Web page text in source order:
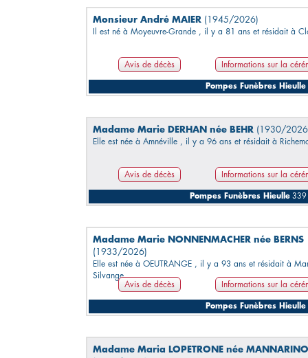
Monsieur André MAIER (1945/2026)
Il est né à Moyeuvre-Grande , il y a 81 ans et résidait à
Avis de décès Informations sur la
Pompes Funèbres Hieulle
Madame Marie DERHAN née BEHR (1930/
Elle est née à Amnéville , il y a 96 ans et résidait à
Avis de décès Informations sur la
Pompes Funèbres Hieulle 339
Madame Marie NONNENMACHER née BERNS
(1933/2026)
Elle est née à OEUTRANGE , il y a 93 ans et résidait à
Silvange.
Avis de décès
Informations sur la
Pompes Funèbres Hieulle
Madame Maria LOPETRONE née MANNARINO